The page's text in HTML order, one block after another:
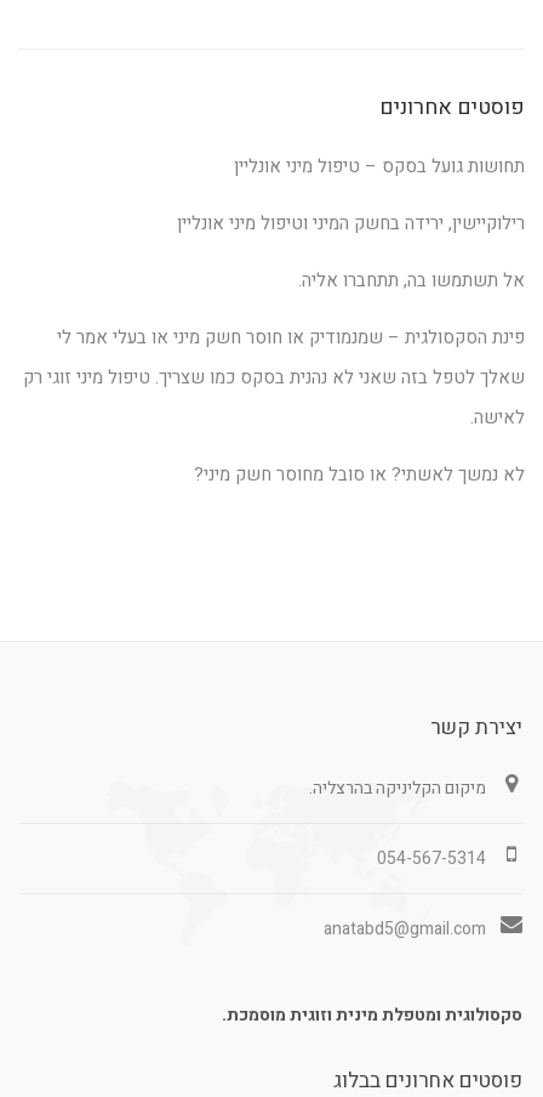
פוסטים אחרונים
תחושות גועל בסקס – טיפול מיני אונליין
רילוקיישין, ירידה בחשק המיני וטיפול מיני אונליין
אל תשתמשו בה, תתחברו אליה.
פינת הסקסולגית – שמנמודיק או חוסר חשק מיני או בעלי אמר לי
שאלך לטפל בזה שאני לא נהנית בסקס כמו שצריך. טיפול מיני זוגי רק
לאישה.
לא נמשך לאשתי? או סובל מחוסר חשק מיני?
יצירת קשר
מיקום הקליניקה בהרצליה.
054-567-5314
anatabd5@gmail.com
סקסולוגית ומטפלת מינית וזוגית מוסמכת.
פוסטים אחרונים בבלוג